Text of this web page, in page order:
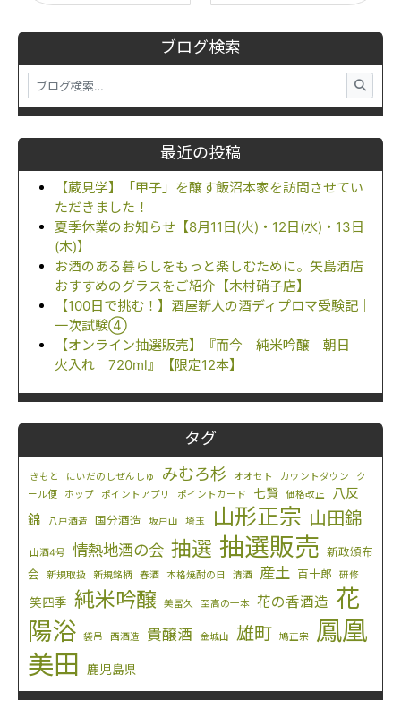
ブログ検索
最近の投稿
【蔵見学】「甲子」を醸す飯沼本家を訪問させてい
ただきました！
夏季休業のお知らせ【8月11日(火)・12日(水)・13日
(木)】
お酒のある暮らしをもっと楽しむために。矢島酒店
おすすめのグラスをご紹介【木村硝子店】
【100日で挑む！】酒屋新人の酒ディプロマ受験記｜
一次試験④
【オンライン抽選販売】『而今 純米吟醸 朝日
火入れ 720ml』【限定12本】
タグ
きもと にいだのしぜんしゅ みむろ杉 オオセト カウントダウン
ク
ール便
ホップ ポイントアプリ ポイントカード 七賢 価格改正
八反
錦
八戸酒造 国分酒造 坂戸山 埼玉 山形正宗 山田錦
山酒4号 情熱地酒の会 抽選 抽選販売 新政頒布
会
新規取扱 新規銘柄 春酒 本格焼酎の日 清酒 産土 百十郎 研修
笑四季 純米吟醸 美冨久 至高の一本 花の香酒造 花
陽浴
袋吊 西酒造 貴醸酒 金城山 雄町 鳩正宗
鳳凰
美田
鹿児島県